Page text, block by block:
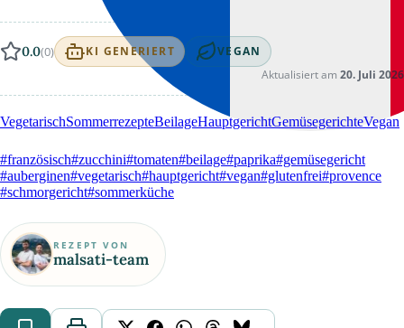
0.0(0) KI GENERIERT VEGAN
Aktualisiert am 20. Juli 2026
VegetarischSommerrezepteBeilageHauptgerichtGemüsegerichteVegan
#französisch#zucchini#tomaten#beilage#paprika#gemüsegericht
#auberginen#vegetarisch#hauptgericht#vegan#glutenfrei#provence
#schmorgericht#sommerküche
REZEPT VON
malsati-team